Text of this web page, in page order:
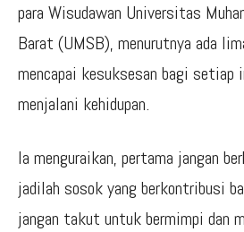
para Wisudawan Universitas
Barat (UMSB), menurutnya ada
mencapai kesuksesan bagi setiap
menjalani kehidupan.
Ia menguraikan, pertama jangan
jadilah sosok yang berkontribusi
jangan takut untuk bermimpi dan